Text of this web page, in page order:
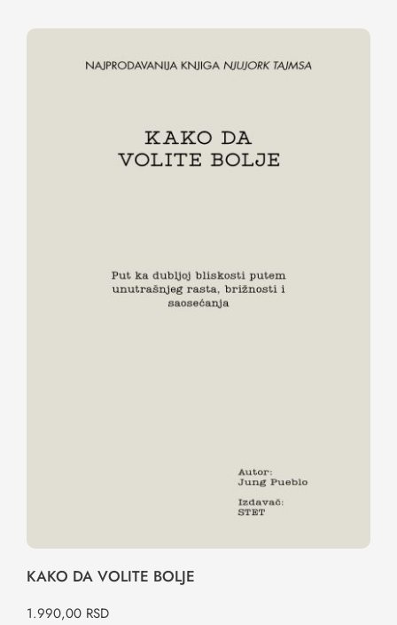
KAKO DA VOLITE BOLJE
KAKO DA VOLITE BOLJE
1.990,00 RSD